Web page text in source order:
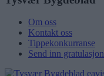
Om oss
Kontakt oss
Tippekonkurranse
Send inn gratulasjon